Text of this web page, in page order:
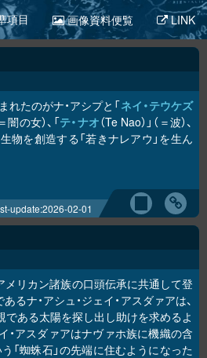
項目 画像資料便覧 LINK
れたのがナ・アシプと「ネイ・テウケズ
闇の女）、「テ・ナオ（Te Nao）」（＝波）、
物を創造する「若きナレアウ」を生ん
update:2026-02-01
リカン諸族の口頭伝承に共通して登
ナ・アシュ・ジェイ・アスダァアは、
である太陽を探し出し助けを求めるよ
・アスダァアはナヴァホ族に機織の含
「蜘蛛石」の先端に住むようになった